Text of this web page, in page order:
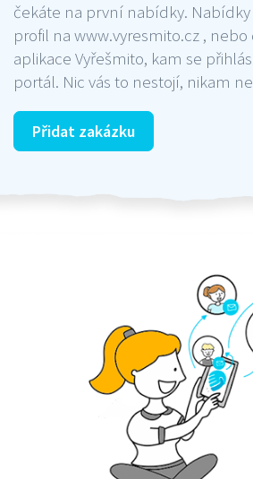
čekáte na první nabídky.
profil na www.vyresmito.cz ,
aplikace Vyřešmito, kam se
portál. Nic vás to nestojí, nikam
Přidat zakázku